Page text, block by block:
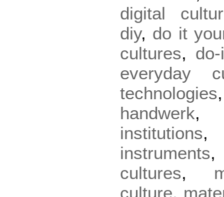
digital
diy, do it
cultures,
everyday
technologies
handwerk
institutions
instruments
cultures,
culture,